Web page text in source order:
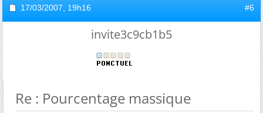
17/03/2007, 19h16 #6
invite3c9cb1b5
Re : Pourcentage massique